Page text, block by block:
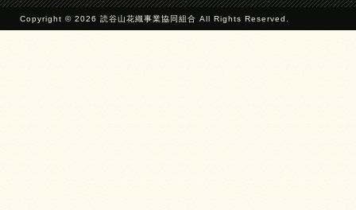
Copyright © 2026 読谷山花織事業協同組合 All Rights Reserved.